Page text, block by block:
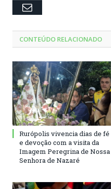
Email
CONTEÚDO RELACIONADO
Rurópolis vivencia dias de fé
e devoção com a visita da
Imagem Peregrina de Nossa
Senhora de Nazaré